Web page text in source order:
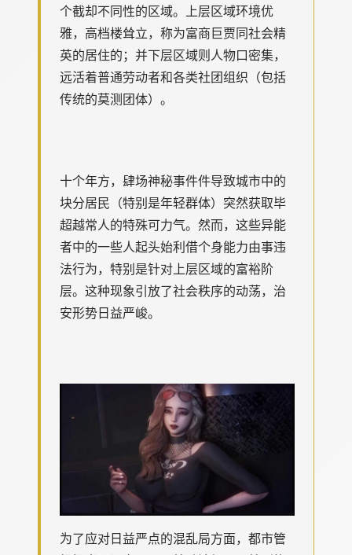
个截却不同性的区域。上层区域环境优
雅，高档楼耸立，称为富商巨贾同社会精
英的居住的；并下层区域则人物口密集，
远活着普通劳动者和各类社团组织（包括
传统的莫测团体）。
十个年方，肆场神秘事件件导致城市中的
块分居民（特别是年轻群体）突然获取毕
超越常人的特殊可力气。然而，这些异能
者中的一些人起头始利借个身能力由事违
法行为，特别是针对上层区域的富裕阶
层。这种现象引放了社会秩序的动荡，治
安形势日益严峻。
为了应对日益严点的混乱局方面，都市管